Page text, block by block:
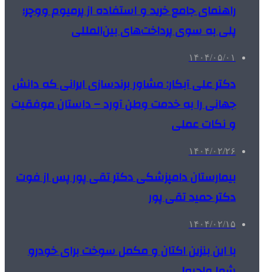
راهنمای جامع خرید و استفاده از پرمیوم ووچر؛
پلی به سوی پرداخت‌های بین‌المللی
۱۴۰۴/۰۵/۰۱
دکتر علی آبکار: مشاور برندسازی ایرانی که دانش
جهانی را به خدمت وطن آورد – داستان موفقیت
و نکات عملی
۱۴۰۴/۰۲/۲۶
بیمارستان دامپزشکی دکتر تقی پور پس از فوت
دکتر حمید تقی پور
۱۴۰۴/۰۲/۱۵
با این بنزین اکتان و مکمل سوخت برای خودرو